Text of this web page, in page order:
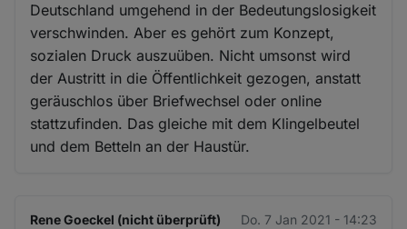
Deutschland umgehend in der Bedeutungslosigkeit
verschwinden. Aber es gehört zum Konzept,
sozialen Druck auszuüben. Nicht umsonst wird
der Austritt in die Öffentlichkeit gezogen, anstatt
geräuschlos über Briefwechsel oder online
stattzufinden. Das gleiche mit dem Klingelbeutel
und dem Betteln an der Haustür.
Rene Goeckel (nicht überprüft) Do. 7 Jan 2021 - 14:23